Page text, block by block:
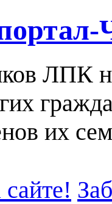
ЛПК
их